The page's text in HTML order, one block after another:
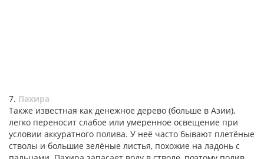
7. Пахира
Также известная как денежное дерево (больше в Азии),
легко переносит слабое или умеренное освещение при
условии аккуратного полива. У неё часто бывают плетёные
стволы и большие зелёные листья, похожие на ладонь с